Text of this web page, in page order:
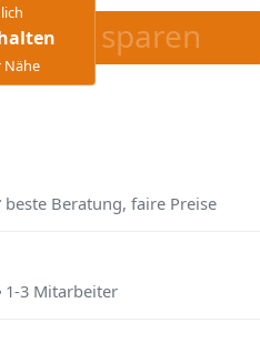
Nähe
sparen
beste Beratung, faire Preise
1-3 Mitarbeiter